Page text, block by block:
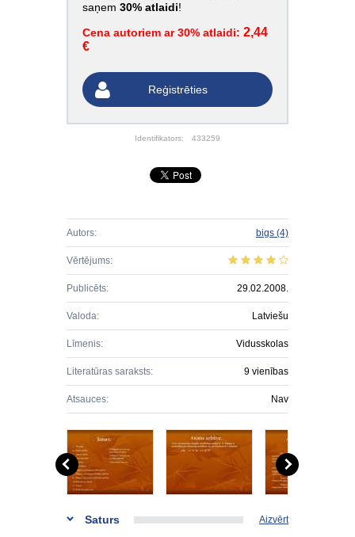
saņem 30% atlaidi!
Cena autoriem ar 30% atlaidi: 2,44
€
Reģistrēties
Identifikators: 433259
Autors: bigs (4)
Vērtējums:
Publicēts: 29.02.2008.
Valoda: Latviešu
Līmenis: Vidusskolas
Literatūras saraksts: 9 vienības
Atsauces: Nav
Saturs Aizvērt